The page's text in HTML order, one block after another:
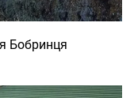
Бобринця